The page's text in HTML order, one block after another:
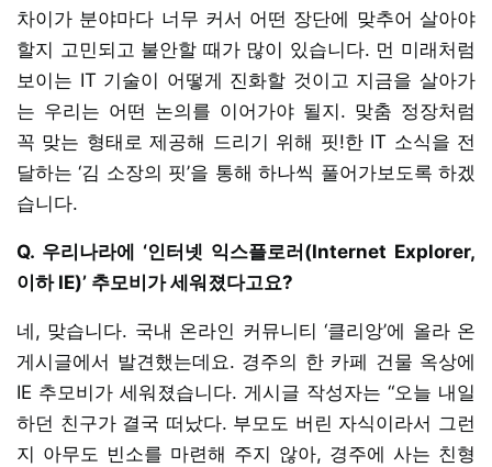
차이가 분야마다 너무 커서 어떤 장단에 맞추어 살아야
할지 고민되고 불안할 때가 많이 있습니다. 먼 미래처럼
보이는 IT 기술이 어떻게 진화할 것이고 지금을 살아가
는 우리는 어떤 논의를 이어가야 될지. 맞춤 정장처럼
꼭 맞는 형태로 제공해 드리기 위해 핏!한 IT 소식을 전
달하는 ‘김 소장의 핏’을 통해 하나씩 풀어가보도록 하겠
습니다.
Q. 우리나라에 ‘인터넷 익스플로러(Internet Explorer,
이하 IE)’ 추모비가 세워졌다고요?
네, 맞습니다. 국내 온라인 커뮤니티 ‘클리앙’에 올라 온
게시글에서 발견했는데요. 경주의 한 카페 건물 옥상에
IE 추모비가 세워졌습니다. 게시글 작성자는 “오늘 내일
하던 친구가 결국 떠났다. 부모도 버린 자식이라서 그런
지 아무도 빈소를 마련해 주지 않아, 경주에 사는 친형